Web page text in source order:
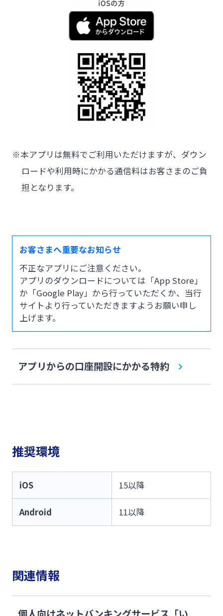
※本アプリは無料でご利用いただけますが、ダウン
ロードや利用時にかかる通信料はお客さまのご負
担となります。
お客さまへ重要なお知らせ
不正なアプリにご注意ください。
アプリのダウンロードについては「App Store」
か「Google Play」から行っていただくか、当行
サイトより行っていただきますようお願い申し
上げます。
アプリからの口座開設にかかる特約
推奨環境
iOS 15以降
Android 11以降
関連情報